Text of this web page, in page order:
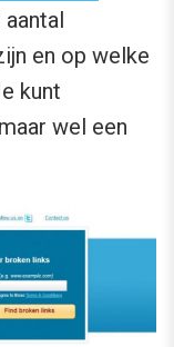
en op welke
kunt
wel een